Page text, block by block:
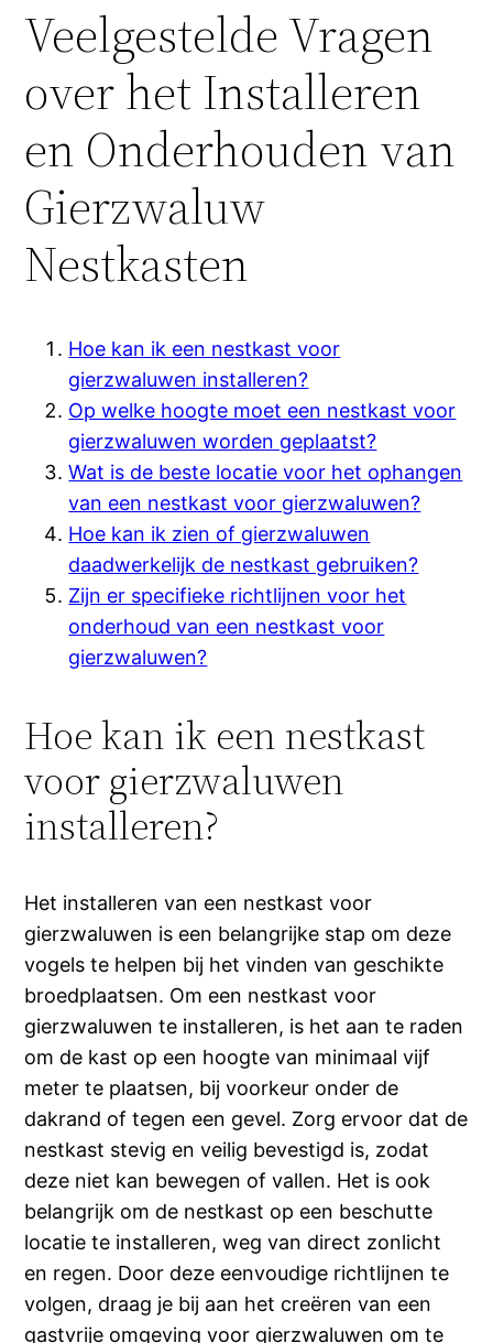
Veelgestelde Vragen
over het Installeren
en Onderhouden van
Gierzwaluw
Nestkasten
Hoe kan ik een nestkast voor
gierzwaluwen installeren?
Op welke hoogte moet een nestkast voor
gierzwaluwen worden geplaatst?
Wat is de beste locatie voor het ophangen
van een nestkast voor gierzwaluwen?
Hoe kan ik zien of gierzwaluwen
daadwerkelijk de nestkast gebruiken?
Zijn er specifieke richtlijnen voor het
onderhoud van een nestkast voor
gierzwaluwen?
Hoe kan ik een nestkast
voor gierzwaluwen
installeren?
Het installeren van een nestkast voor
gierzwaluwen is een belangrijke stap om deze
vogels te helpen bij het vinden van geschikte
broedplaatsen. Om een nestkast voor
gierzwaluwen te installeren, is het aan te raden
om de kast op een hoogte van minimaal vijf
meter te plaatsen, bij voorkeur onder de
dakrand of tegen een gevel. Zorg ervoor dat de
nestkast stevig en veilig bevestigd is, zodat
deze niet kan bewegen of vallen. Het is ook
belangrijk om de nestkast op een beschutte
locatie te installeren, weg van direct zonlicht
en regen. Door deze eenvoudige richtlijnen te
volgen, draag je bij aan het creëren van een
gastvrije omgeving voor gierzwaluwen om te